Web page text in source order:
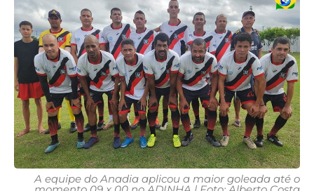
A equipe do Anadia aplicou a maior goleada até o